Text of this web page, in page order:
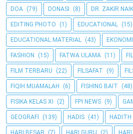
DOA (79) DONASI (8) DR. ZAKIR NAIK
EDITING PHOTO (1) EDUCATIONAL (15)
EDUCATIONAL MATERIAL (43) EKONOMI
FASHION (15) FATWA ULAMA (11)
FILM TERBARU (22) FILSAFAT (9)
FIQIH MUAMALAH (6) FISHING BAIT (48)
FISIKA KELAS XI (2) FPI NEWS (9)
GEOGRAFI (139) HADIS (41) HADITH
HARI BESAR (7) HARI GURU (2)